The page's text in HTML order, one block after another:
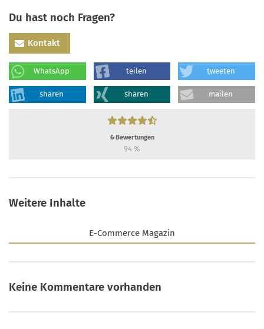
Du hast noch Fragen?
Kontakt
WhatsApp teilen tweeten
sharen sharen mailen
6Bewertungen
94 %
Weitere Inhalte
E-Commerce Magazin
Keine Kommentare vorhanden